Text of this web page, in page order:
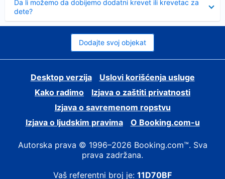
Da li možemo da dobijemo dodatni krevet ili krevetac za
dete?
Dodajte svoj objekat
Desktop verzija
Uslovi korišćenja usluge
Kako radimo
Izjava o zaštiti privatnosti
Izjava o savremenom ropstvu
Izjava o ljudskim pravima
О Booking.com-u
Autorska prava © 1996–2026 Booking.com™. Sva
prava zadržana.
Vaš referentni broj je: 11D70BF